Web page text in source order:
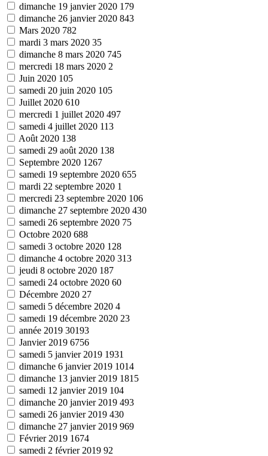
dimanche 19 janvier 2020 179
dimanche 26 janvier 2020 843
Mars 2020 782
mardi 3 mars 2020 35
dimanche 8 mars 2020 745
mercredi 18 mars 2020 2
Juin 2020 105
samedi 20 juin 2020 105
Juillet 2020 610
mercredi 1 juillet 2020 497
samedi 4 juillet 2020 113
Août 2020 138
samedi 29 août 2020 138
Septembre 2020 1267
samedi 19 septembre 2020 655
mardi 22 septembre 2020 1
mercredi 23 septembre 2020 106
dimanche 27 septembre 2020 430
samedi 26 septembre 2020 75
Octobre 2020 688
samedi 3 octobre 2020 128
dimanche 4 octobre 2020 313
jeudi 8 octobre 2020 187
samedi 24 octobre 2020 60
Décembre 2020 27
samedi 5 décembre 2020 4
samedi 19 décembre 2020 23
année 2019 30193
Janvier 2019 6756
samedi 5 janvier 2019 1931
dimanche 6 janvier 2019 1014
dimanche 13 janvier 2019 1815
samedi 12 janvier 2019 104
dimanche 20 janvier 2019 493
samedi 26 janvier 2019 430
dimanche 27 janvier 2019 969
Février 2019 1674
samedi 2 février 2019 92